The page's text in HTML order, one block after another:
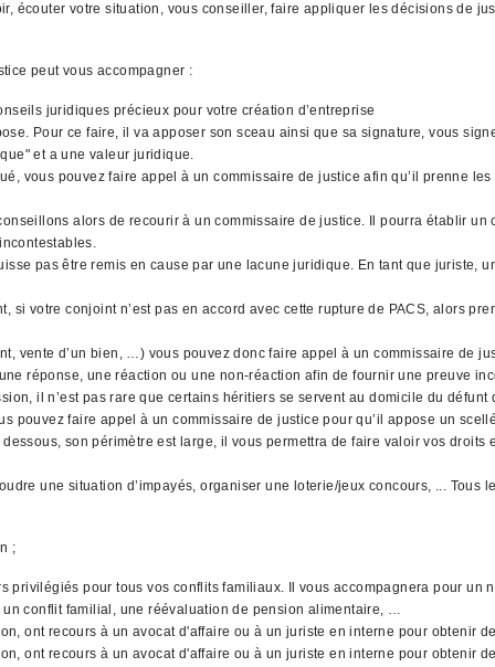
écouter votre situation, vous conseiller, faire appliquer les décisions de
peut vous accompagner :
juridiques précieux pour votre création d’entreprise
Pour ce faire, il va apposer son sceau ainsi que sa signature, vous
et a une valeur juridique.
vous pouvez faire appel à un commissaire de justice afin qu’il prenne
alors de recourir à un commissaire de justice. Il pourra établir
pas être remis en cause par une lacune juridique. En tant que juriste,
si votre conjoint n’est pas en accord avec cette rupture de PACS, alors
vente d’un bien, …) vous pouvez donc faire appel à un commissaire de
réponse, une réaction ou une non-réaction afin de fournir une preuve
il n’est pas rare que certains héritiers se servent au domicile du
pouvez faire appel à un commissaire de justice pour qu’il appose un
son périmètre est large, il vous permettra de faire valoir vos droits
une situation d’impayés, organiser une loterie/jeux concours, ...
;
pour tous vos conflits familiaux. Il vous accompagnera pour
conflit familial, une réévaluation de pension alimentaire, …
ont recours à un avocat d'affaire ou à un juriste en interne pour obtenir
ont recours à un avocat d'affaire ou à un juriste en interne pour obtenir